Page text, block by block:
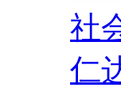
社
仁